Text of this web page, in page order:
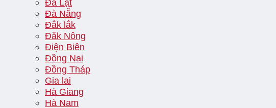
Đà Lạt
Đà Nẵng
Đắk lắk
Đăk Nông
Điện Biên
Đồng Nai
Đồng Tháp
Gia lai
Hà Giang
Hà Nam